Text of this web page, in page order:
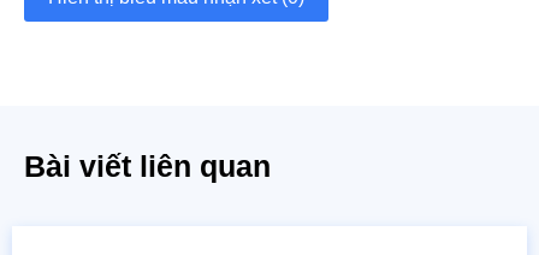
Bài viết liên quan